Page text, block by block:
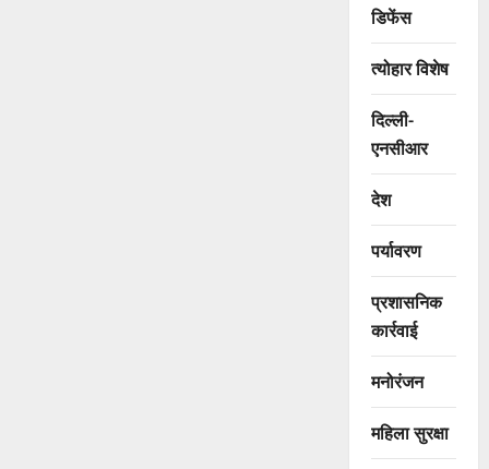
डिफेंस
त्योहार विशेष
दिल्ली-
एनसीआर
देश
पर्यावरण
प्रशासनिक
कार्रवाई
मनोरंजन
महिला सुरक्षा